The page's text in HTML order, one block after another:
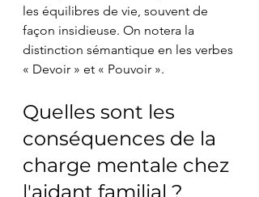
les équilibres de vie, souvent de
façon insidieuse. On notera la
distinction sémantique en les verbes
« Devoir » et « Pouvoir ».
Quelles sont les
conséquences de la
charge mentale chez
l'aidant familial ?